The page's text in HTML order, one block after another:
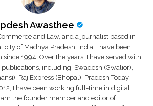
Awasthee
and Law, and a journalist based in
city of Madhya Pradesh, India. I have been
1994. Over the years, I have served with
including: Swadesh (Gwalior),
Raj Express (Bhopal), Pradesh Today
I have been working full-time in digital
the founder member and editor of